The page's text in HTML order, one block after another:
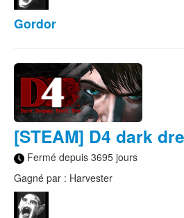
Gordor
[STEAM] D4 dark
Fermé depuis 3695 jours
Gagné par : Harvester